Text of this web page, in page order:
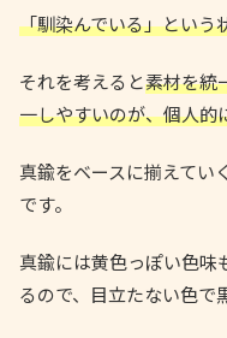
「馴染んでいる」という
それを考えると素材を統
一しやすいのが、個人的
真鍮をベースに揃えてい
です。
真鍮には黄色っぽい色味
るので、目立たない色で